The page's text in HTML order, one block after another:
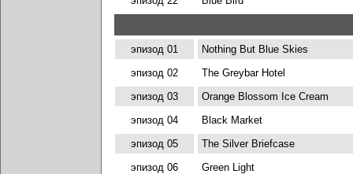
эпизод 01
Nothing But Blue Skies
эпизод 02
The Greybar Hotel
эпизод 03
Orange Blossom Ice Cream
эпизод 04
Black Market
эпизод 05
The Silver Briefcase
эпизод 06
Green Light